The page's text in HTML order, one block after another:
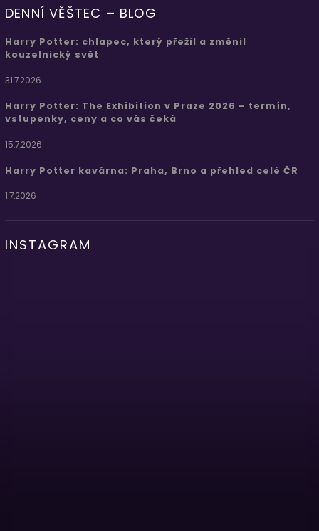
DENNÍ VĚŠTEC – BLOG
Harry Potter: chlapec, který přežil a změnil
kouzelnický svět
31.7.2026
Harry Potter: The Exhibition v Praze 2026 – termín,
vstupenky, ceny a co vás čeká
15.7.2026
Harry Potter kavárna: Praha, Brno a přehled celé ČR
1.7.2026
INSTAGRAM